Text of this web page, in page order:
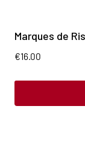
Marques de
€16.00